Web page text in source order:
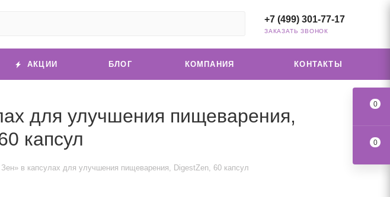
+7 (499) 301-77-17
ЗАКАЗАТЬ ЗВОНОК
АКЦИИ БЛОГ КОМПАНИЯ КОНТАКТЫ
для улучшения пищеварения,
капсул
в капсулах для улучшения пищеварения, DigestZen, 60 капсул
0
0